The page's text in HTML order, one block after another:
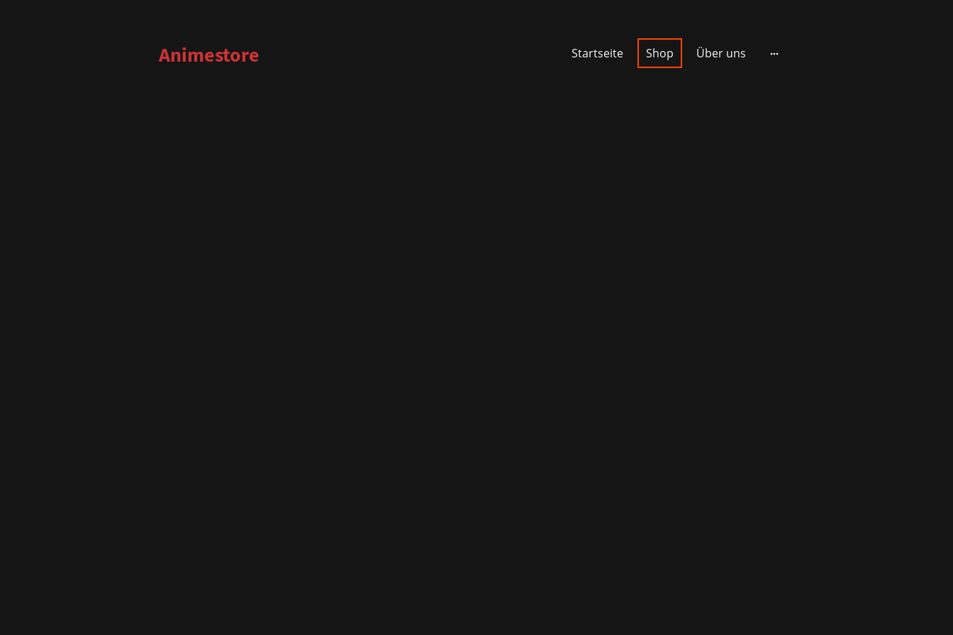
Animestore Startseite Shop Über uns